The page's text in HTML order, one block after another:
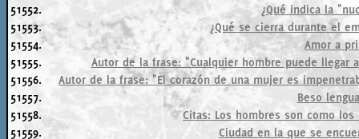
51552.
¿Qué indica la
51553.
¿Qué se cierra durante el
51554.
Amor a
51555.
Autor de la frase: "Cualquier hombre puede
51556.
Autor de la frase: "El corazón de una mujer es
51557.
Beso
51558.
Citas: Los hombres son como
51559.
Ciudad en la que se